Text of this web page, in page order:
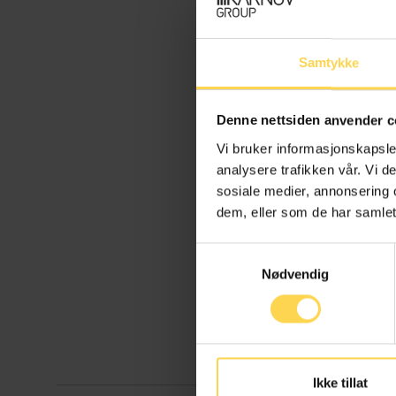
Samtykke
Denne nettsiden anvender
Vi bruker
analysere trafikken vår. Vi
sosiale medier,
dem, eller som de har
Nødvendig
Ikke tillat